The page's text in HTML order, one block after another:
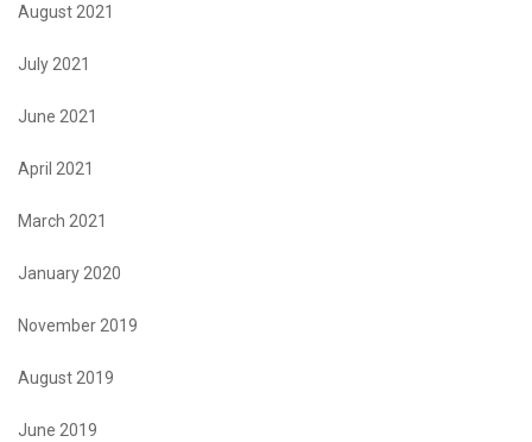
August 2021
July 2021
June 2021
April 2021
March 2021
January 2020
November 2019
August 2019
June 2019